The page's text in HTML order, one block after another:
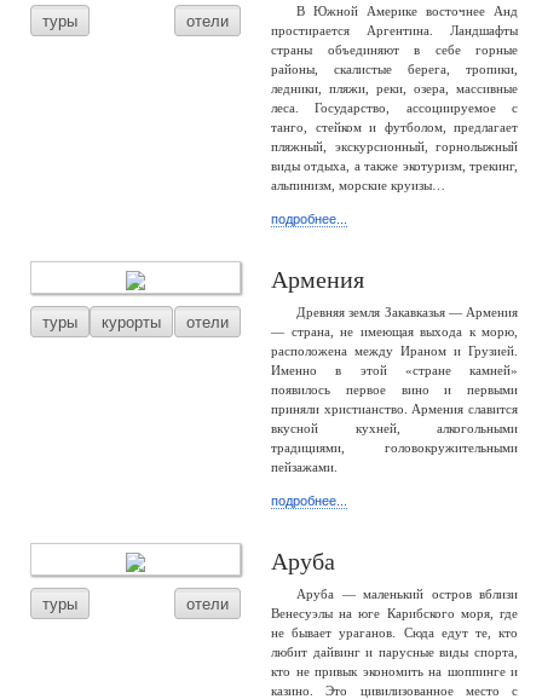
туры отели
В Южной Америке восточнее Анд
простирается Аргентина. Ландшафты
страны объединяют в себе горные
районы, скалистые берега, тропики,
ледники, пляжи, реки, озера, массивные
леса. Государство, ассоциируемое с
танго, стейком и футболом, предлагает
пляжный, экскурсионный, горнолыжный
виды отдыха, а также экотуризм, трекинг,
альпинизм, морские круизы…
подробнее...
туры курорты отели
Армения
Древняя земля Закавказья — Армения
— страна, не имеющая выхода к морю,
расположена между Ираном и Грузией.
Именно в этой «стране камней»
появилось первое вино и первыми
приняли христианство. Армения славится
вкусной кухней, алкогольными
традициями, головокружительными
пейзажами.
подробнее...
туры отели
Аруба
Аруба — маленький остров вблизи
Венесуэлы на юге Карибского моря, где
не бывает ураганов. Сюда едут те, кто
любит дайвинг и парусные виды спорта,
кто не привык экономить на шоппинге и
казино. Это цивилизованное место с